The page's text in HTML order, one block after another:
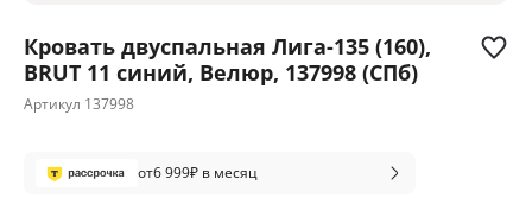
Кровать двуспальная Лига-135 (160),
BRUT 11 синий, Велюр, 137998 (СПб)
Артикул 137998
от6 999₽ в месяц